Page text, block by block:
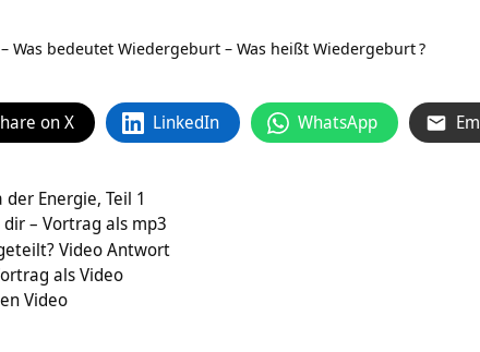
Was bedeutet Wiedergeburt – Was heißt Wiedergeburt?
on X LinkedIn WhatsApp
Energie, Teil 1
– Vortrag als mp3
Video Antwort
als Video
Video